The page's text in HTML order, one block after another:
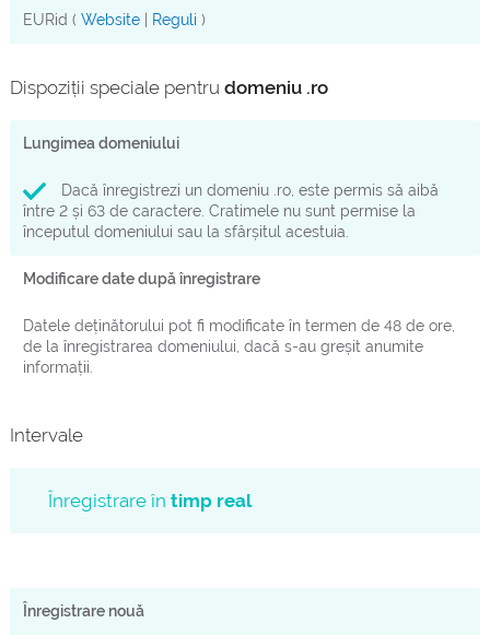
EURid ( Website| Reguli )
Dispoziții speciale pentru domeniu .ro
Lungimea domeniului
Dacă înregistrezi un domeniu .ro, este permis să aibă
între 2 și 63 de caractere. Cratimele nu sunt permise la
începutul domeniului sau la sfârșitul acestuia.
Modificare date după înregistrare
Datele deținătorului pot fi modificate în termen de 48 de ore,
de la înregistrarea domeniului, dacă s-au greșit anumite
informații.
Intervale
Înregistrare în timp real
Înregistrare nouă